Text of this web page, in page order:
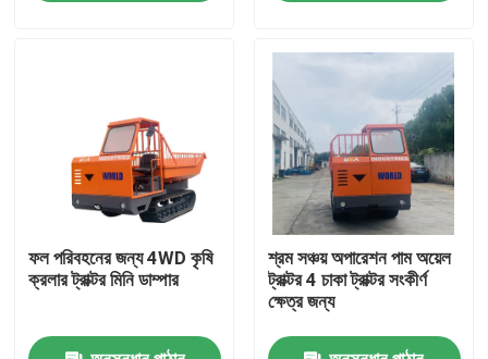
আমাদের সম্বন্ধে
কারখানা পরিদর্শন
মান নিয়ন্ত্রণ
ফল পরিবহনের জন্য 4WD কৃষি
ক্রলার ট্রাক্টর মিনি ডাম্পার
শ্রম সঞ্চয় অপারেশন পাম অয়েল
ট্রাক্টর 4 চাকা ট্রাক্টর সংকীর্ণ
ক্ষেত্র জন্য